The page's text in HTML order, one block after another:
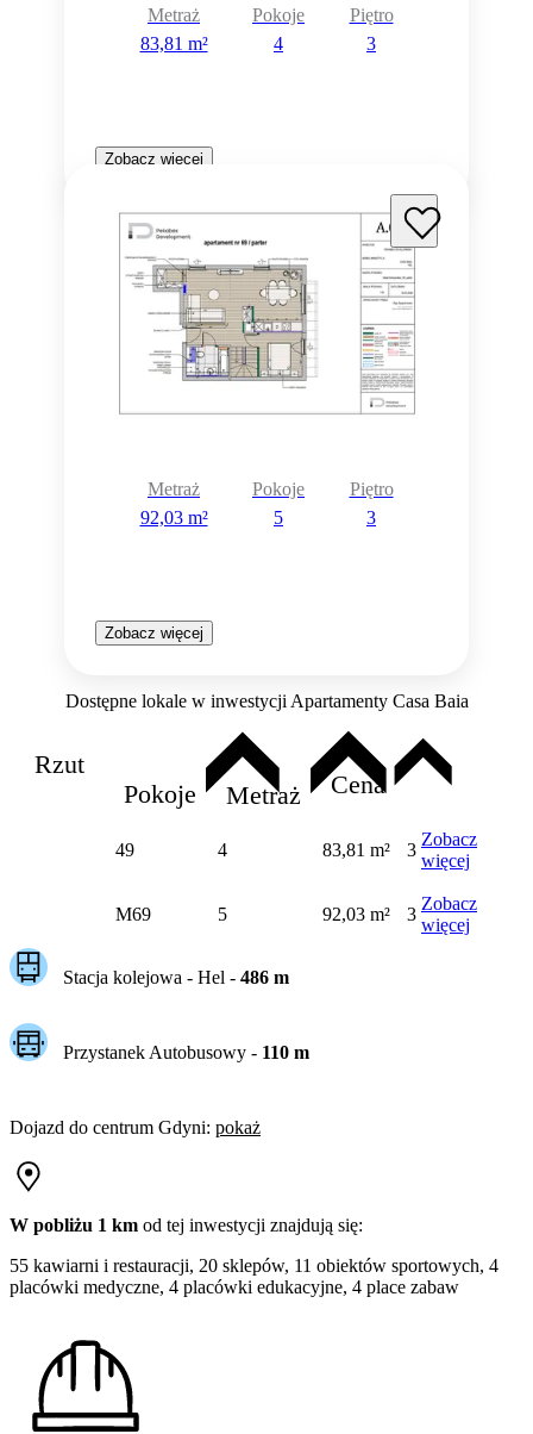
Metraż
83,81 m²
Pokoje
4
Piętro
3
Zobacz więcej
Metraż
92,03 m²
Pokoje
5
Piętro
3
Zobacz więcej
Dostępne lokale w inwestycji Apartamenty Casa Baia
Rzut
Pokoje
Metraż Cena
49 4 83,81 m² 3
Zobacz
więcej
M69 5 92,03 m² 3
Zobacz
więcej
Stacja kolejowa - Hel - 486m
Przystanek Autobusowy - 110m
Dojazd do centrum Gdyni: pokaż
W pobliżu 1 km od tej inwestycji znajdują się:
55 kawiarni i restauracji, 20 sklepów, 11 obiektów sportowych, 4
placówki medyczne, 4 placówki edukacyjne, 4 place zabaw